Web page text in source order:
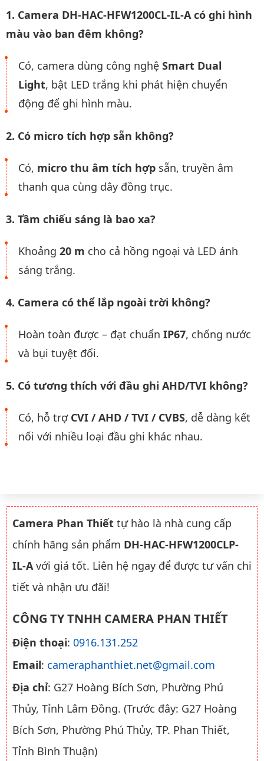
1. Camera DH-HAC-HFW1200CL-IL-A có ghi hình
màu vào ban đêm không?
Có, camera dùng công nghệ Smart Dual
Light, bật LED trắng khi phát hiện chuyển
động để ghi hình màu.
2. Có micro tích hợp sẵn không?
Có, micro thu âm tích hợp sẵn, truyền âm
thanh qua cùng dây đồng trục.
3. Tầm chiếu sáng là bao xa?
Khoảng 20 m cho cả hồng ngoại và LED ánh
sáng trắng.
4. Camera có thể lắp ngoài trời không?
Hoàn toàn được – đạt chuẩn IP67, chống nước
và bụi tuyệt đối.
5. Có tương thích với đầu ghi AHD/TVI không?
Có, hỗ trợ CVI / AHD / TVI / CVBS, dễ dàng kết
nối với nhiều loại đầu ghi khác nhau.
Camera Phan Thiết tự hào là nhà cung cấp
chính hãng sản phẩm DH-HAC-HFW1200CLP-
IL-Avới giá tốt. Liên hệ ngay để được tư vấn chi
tiết và nhận ưu đãi!
CÔNG TY TNHH CAMERA PHAN THIẾT
Điện thoại: 0916.131.252
Email: cameraphanthiet.net@gmail.com
Địa chỉ: G27 Hoàng Bích Sơn, Phường Phú
Thủy, Tỉnh Lâm Đồng. (Trước đây: G27 Hoàng
Bích Sơn, Phường Phú Thủy, TP. Phan Thiết,
Tỉnh Bình Thuận)